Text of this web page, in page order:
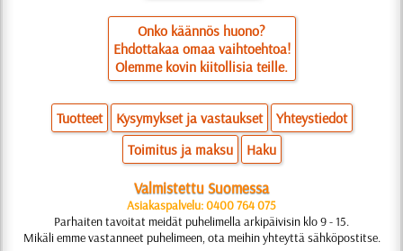
Onko käännös huono?
Ehdottakaa omaa vaihtoehtoa!
Olemme kovin kiitollisia teille.
Tuotteet Kysymykset ja vastaukset
Yhteystiedot
Toimitus ja maksu
Haku
Valmistettu Suomessa
Asiakaspalvelu: 0400 764 075
Parhaiten tavoitat meidät puhelimella arkipäivisin klo 9 - 15.
Mikäli emme vastanneet puhelimeen, ota meihin yhteyttä sähköpostitse.